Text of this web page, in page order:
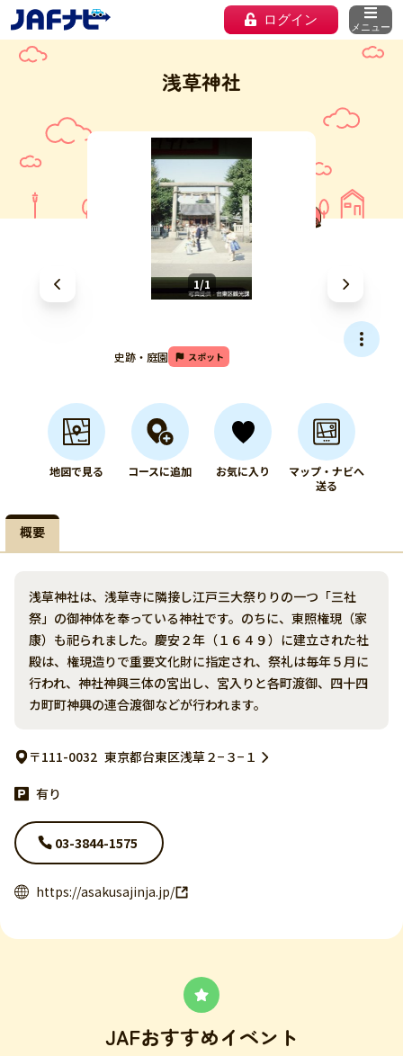
ログイン メニュー
浅草神社
1/1
史跡・庭園 スポット
地図で見る コースに追加 お気に入り
マップ・ナビへ
送る
概要
浅草神社は、浅草寺に隣接し江戸三大祭りりの一つ「三社
祭」の御神体を奉っている神社です。のちに、東照権現（家
康）も祀られました。慶安２年（１６４９）に建立された社
殿は、権現造りで重要文化財に指定され、祭礼は毎年５月に
行われ、神社神興三体の宮出し、宮入りと各町渡御、四十四
カ町町神興の連合渡御などが行われます。
〒111-0032 東京都台東区浅草２−３−１
有り
03-3844-1575
https://asakusajinja.jp/
JAFおすすめイベント